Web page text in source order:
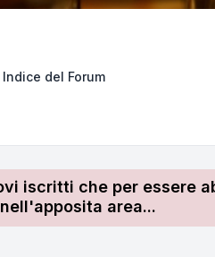
Indice del Forum
iscritti che per essere
area...